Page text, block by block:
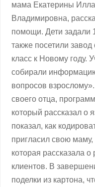
мама Екатерины
Владимировна,
помощи. Дети задали
также посетили
класс к Новому году.
собирали
вопросов
своего отца,
который рассказал о
показал, как
пригласил свою
которая рассказала
клиентов. В
поделки из картона,